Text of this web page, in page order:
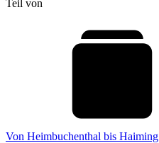
Teil von
Von Heimbuchenthal bis Haiming